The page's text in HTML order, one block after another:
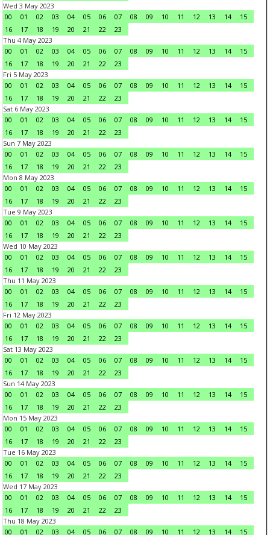
Wed 3 May 2023
00
01 02 03 04 05 06 07 08 09 10 11 12 13 14
15
16
17 18 19 20 21 22
23
Thu 4 May 2023
00
01 02 03 04 05 06 07 08 09 10 11 12 13 14
15
16
17 18 19 20 21 22
23
Fri 5 May 2023
00
01 02 03 04 05 06 07 08 09 10 11 12 13 14
15
16
17 18 19 20 21 22
23
Sat 6 May 2023
00
01 02 03 04 05 06 07 08 09 10 11 12 13 14
15
16
17 18 19 20 21 22
23
Sun 7 May 2023
00
01 02 03 04 05 06 07 08 09 10 11 12 13 14
15
16
17 18 19 20 21 22
23
Mon 8 May 2023
00
01 02 03 04 05 06 07 08 09 10 11 12 13 14
15
16
17 18 19 20 21 22
23
Tue 9 May 2023
00
01 02 03 04 05 06 07 08 09 10 11 12 13 14
15
16
17 18 19 20 21 22
23
Wed 10 May 2023
00
01 02 03 04 05 06 07 08 09 10 11 12 13 14
15
16
17 18 19 20 21 22
23
Thu 11 May 2023
00
01 02 03 04 05 06 07 08 09 10 11 12 13 14
15
16
17 18 19 20 21 22
23
Fri 12 May 2023
00
01 02 03 04 05 06 07 08 09 10 11 12 13 14
15
16
17 18 19 20 21 22
23
Sat 13 May 2023
00
01 02 03 04 05 06 07 08 09 10 11 12 13 14
15
16
17 18 19 20 21 22
23
Sun 14 May 2023
00
01 02 03 04 05 06 07 08 09 10 11 12 13 14
15
16
17 18 19 20 21 22
23
Mon 15 May 2023
00
01 02 03 04 05 06 07 08 09 10 11 12 13 14
15
16
17 18 19 20 21 22
23
Tue 16 May 2023
00
01 02 03 04 05 06 07 08 09 10 11 12 13 14
15
16
17 18 19 20 21 22
23
Wed 17 May 2023
00
01 02 03 04 05 06 07 08 09 10 11 12 13 14
15
16
17 18 19 20 21 22
23
Thu 18 May 2023
00
01 02 03 04 05 06 07 08 09 10 11 12 13 14 15